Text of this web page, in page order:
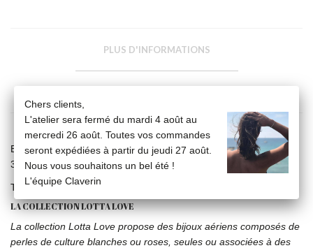
PLUS D'INFORMATIONS
Bague anneau en or jaune 18 carats ornée de 7 perles blanches
3/3,5 mm
Taille : 46 à 60
LA COLLECTION LOTTA LOVE
La collection Lotta Love propose des bijoux aériens composés de
perles de culture blanches ou roses, seules ou associées à des
Chers clients,
L'atelier sera fermé du mardi 4 août au
mercredi 26 août. Toutes vos commandes
seront expédiées à partir du jeudi 27 août.
Nous vous souhaitons un bel été !
L'équipe Claverin